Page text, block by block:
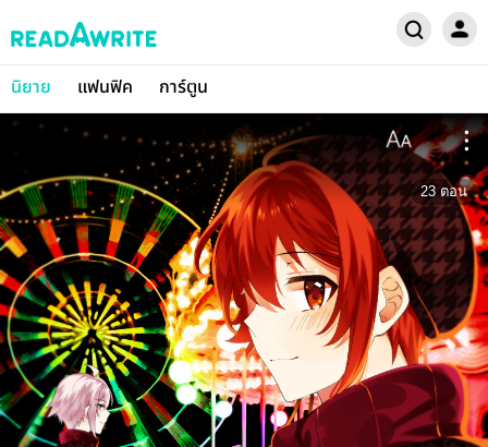
นิยาย แฟนฟิค การ์ตูน
23 ตอน